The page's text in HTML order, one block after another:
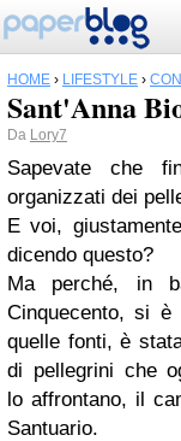
HOME › LIFESTYLE ›
Sant'Anna
Da Lory7
Sapevate che
organizzati dei
E voi,
dicendo questo?
Ma perché, in
Cinquecento, si è
quelle fonti, è
di pellegrini che
lo affrontano, il
Santuario.